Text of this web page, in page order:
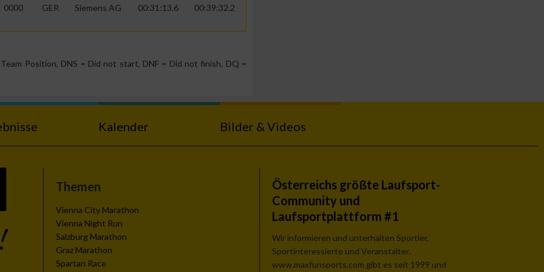
0000 GER Siemens AG 00:31:13.6 00:39:32.2
Position, DNS = Did not start, DNF = Did not finish, DQ =
Kalender Bilder & Videos
Themen
Vienna City Marathon
Vienna Night Run
Salzburg Marathon
Graz Marathon
Spartan Race
Österreichs größte Laufsport-
Community und
Laufsportplattform #1
Wir informieren und unterhalten Sportler,
Sportinteressierte und Veranstalter.
www.maxfunsports.com gibt es seit 1999 und
von Daten aus